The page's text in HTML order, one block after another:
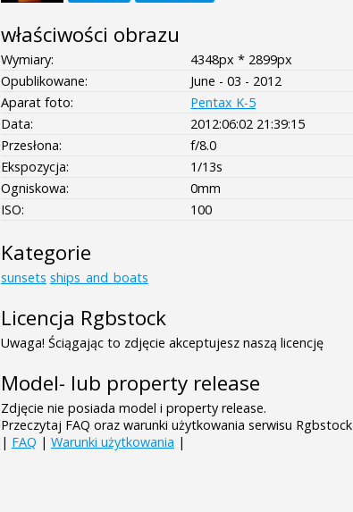
właściwości obrazu
Wymiary:
4348px * 2899px
Opublikowane:
June - 03 - 2012
Aparat foto:
Pentax K-5
Data:
2012:06:02 21:39:15
Przesłona:
f/8.0
Ekspozycja:
1/13s
Ogniskowa:
0mm
ISO:
100
Kategorie
sunsets ships_and_boats
Licencja Rgbstock
Uwaga! Ściągając to zdjęcie akceptujesz naszą licencję
Model- lub property release
Zdjęcie nie posiada model i property release.
Przeczytaj FAQ oraz warunki użytkowania serwisu Rgbstock
| FAQ | Warunki użytkowania |